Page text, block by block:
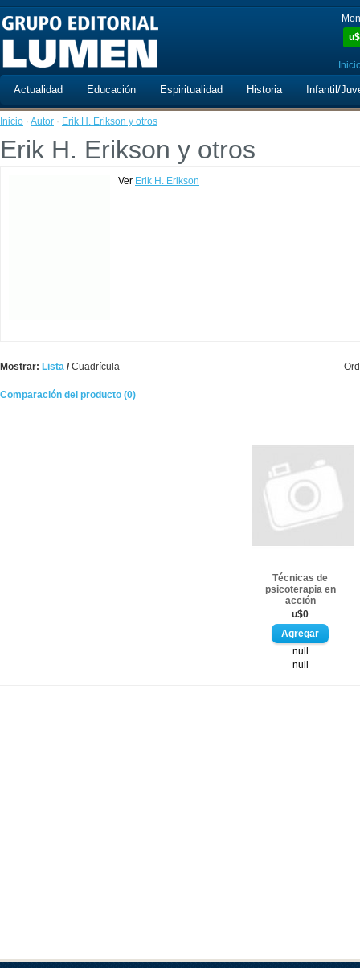
u$
Actualidad Educación Espiritualidad Historia Infantil/
Inicio · Autor · Erik H. Erikson y otros
Erik H. Erikson y otros
Ver Erik H. Erikson
Mostrar: Lista /Cuadrícula
Comparación del producto (0)
Técnicas de
psicoterapia en
acción
u$0
null
null